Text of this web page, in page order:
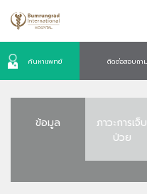
ค้นหาแพทย์ ติดต่อสอบถาม
ข้อมูล
ภาวะการเจ็บ
ป่วย